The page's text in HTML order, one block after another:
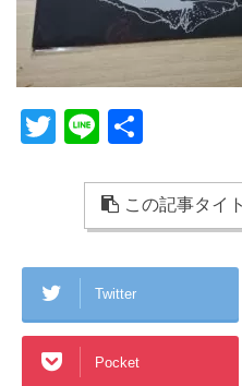
T
er
Li
e この記事タイ
Twitter
Pocket